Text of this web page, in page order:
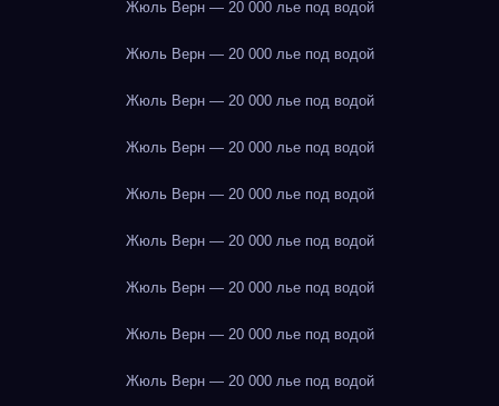
Жюль Верн — 20 000 лье под водой
Жюль Верн — 20 000 лье под водой
Жюль Верн — 20 000 лье под водой
Жюль Верн — 20 000 лье под водой
Жюль Верн — 20 000 лье под водой
Жюль Верн — 20 000 лье под водой
Жюль Верн — 20 000 лье под водой
Жюль Верн — 20 000 лье под водой
Жюль Верн — 20 000 лье под водой